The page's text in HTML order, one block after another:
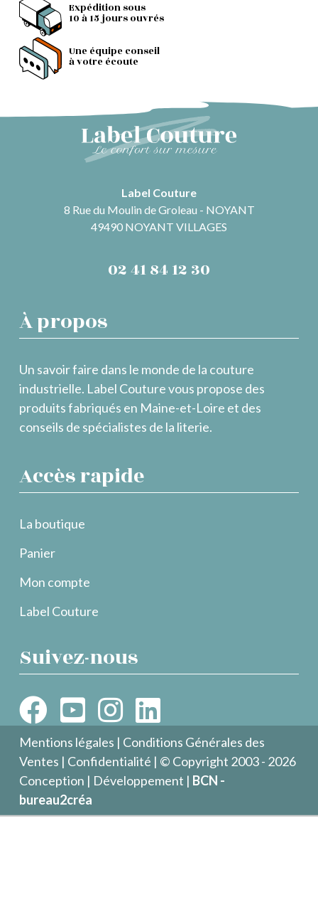
Expédition sous
10 à 15 jours ouvrés
Une équipe conseil
à votre écoute
Label Couture
8 Rue du Moulin de Groleau - NOYANT
49490 NOYANT VILLAGES
02 41 84 12 30
À propos
Un savoir faire dans le monde de la couture
industrielle. Label Couture vous propose des
produits fabriqués en Maine-et-Loire et des
conseils de spécialistes de la literie.
Accès rapide
La boutique
Panier
Mon compte
Label Couture
Suivez-nous
Mentions légales | Conditions Générales des
Ventes | Confidentialité | © Copyright 2003 - 2026
Conception | Développement | BCN -
bureau2créa